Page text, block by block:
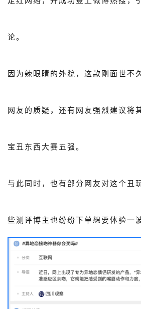
论。
因为辣眼睛的外貌，这款刚面世不
网友的质疑，还有网友强烈建议将
宝丑东西大赛五强。
与此同时，也有部分网友对这个丑
些测评博主也纷纷下单想要体验一